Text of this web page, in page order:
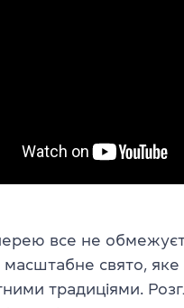
все не
свято, яке
традиціями.